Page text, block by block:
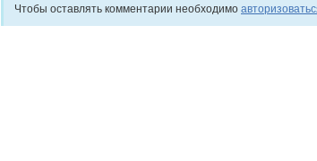
Чтобы оставлять комментарии необходимо